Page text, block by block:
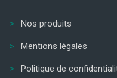
Nos produits
Mentions légales
Politique de